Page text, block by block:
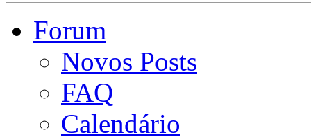
Forum
Novos Posts
FAQ
Calendário